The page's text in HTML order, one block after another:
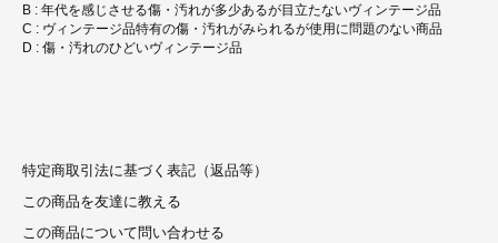
B : 年代を感じさせる傷・汚れが多少あるが目立たないヴィンテージ品
C : ヴィンテージ品特有の傷・汚れがみられるが使用に問題のない商品
D : 傷・汚れのひどいヴィンテージ品
特定商取引法に基づく表記（返品等）
この商品を友達に教える
この商品について問い合わせる